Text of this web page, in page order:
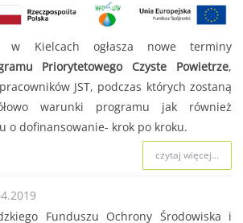
w Kielcach ogłasza nowe terminy
Priorytetowego Czyste Powietrze,
JST, podczas których zostaną
warunki programu jak również
o dofinansowanie- krok po kroku.
czytaj więcej...
Funduszu Ochrony Środowiska i